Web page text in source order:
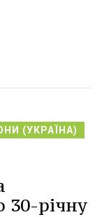
(УКРАЇНА)
30-річну